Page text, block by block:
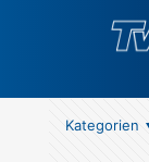
Kategorien